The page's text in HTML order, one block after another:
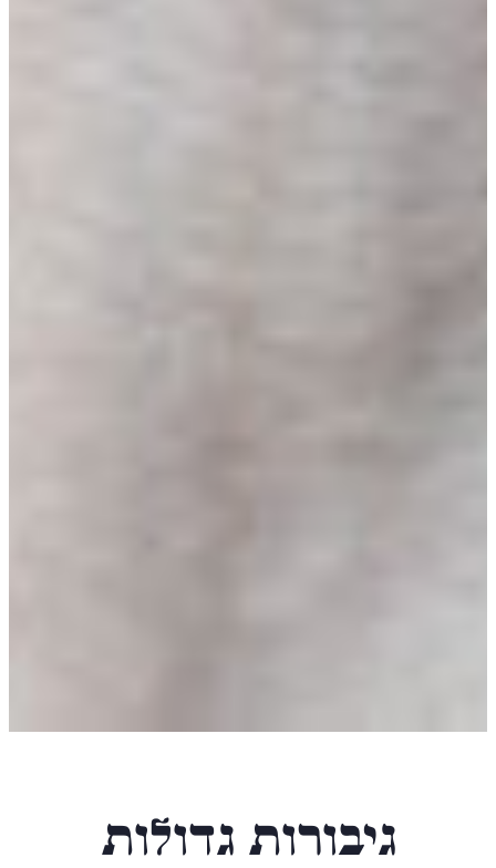
גיבורות גדולות